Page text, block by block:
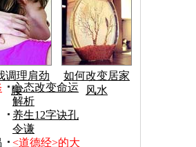
调理肩劲
腰
如何改变居家
风水
心态改变命运
解析
养生12字诀孔
令谦
<道德经>的大